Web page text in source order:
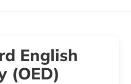
English
(OED)